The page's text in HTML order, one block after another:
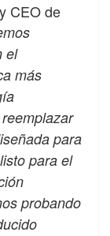
CEO de
el
más
para
para el
probando